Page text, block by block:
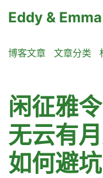
Eddy &
博客文章 文章分类
闲征雅
无云有
如何避坑